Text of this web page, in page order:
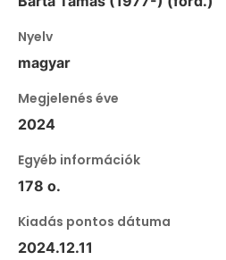
Nyelv
magyar
Megjelenés éve
2024
Egyéb információk
178 o.
Kiadás pontos dátuma
2024.12.11